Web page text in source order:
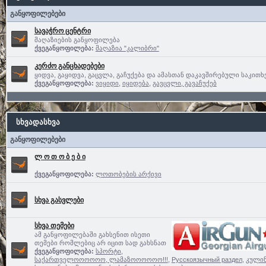
განყოფილებები
სავაჭრო ცენტრი
მაღაზიების განყოფილება
ქვეგანყოფილება: მაღაზია "კალიბრი"
კერძო განცხადებები
ყიდვა, გაყიდვა, გაცვლა, გაჩუქება და ამასთან დაკავშირებული
ქვეგანყოფილება: ვიყიდი იყიდება გავცვლი, გავაჩუქებ
სხვადასხვა
განყოფილებები
ლ ო თ ო ბ ე ბ ი
ქვეგანყოფილება: ლოთობების არქივი
სხვა გასვლები
სხვა თემები
ამ განყოფილებაში გახსენით ისეთი
თემები რომლებიც არ იცით სად გახსნათ
ქვეგანყოფილება: სპორტი
საქართველოოოოოო, ლამაზოოოოოო!!!
Русскоязычный раздел,